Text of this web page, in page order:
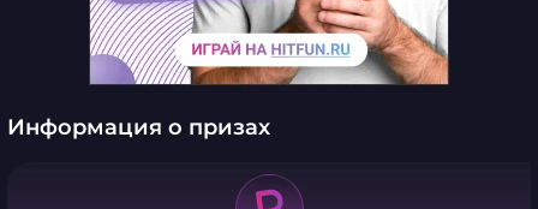
Информация о призах